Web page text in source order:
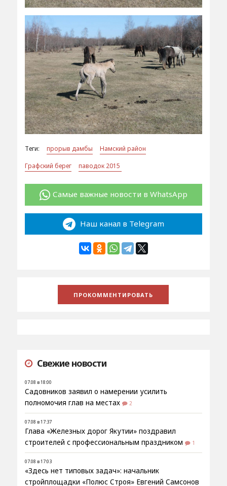
Теги: прорыв дамбы
Намский район
Графский берег
паводок 2015
Самые важные новости в WhatsApp
Наш канал в Telegram
Свежие новости
07.08 в 18:00
Садовников заявил о намерении усилить
полномочия глав на местах
2
07.08 в 17:37
Глава «Железных дорог Якутии» поздравил
строителей с профессиональным праздником
1
07.08 в 17:03
«Здесь нет типовых задач»: начальник
стройплощадки «Полюс Строя» Евгений Самсонов